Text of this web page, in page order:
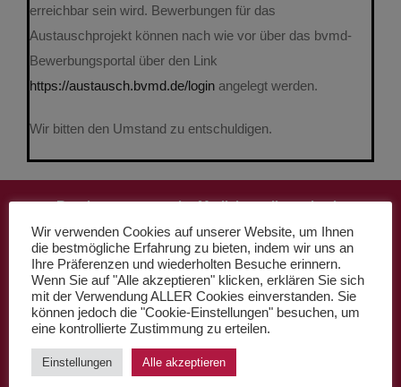
Kontakt
erreichbar sein wird. Bewerbungen für das
Austauschprojekt können nach wie vor über das bvmd-
Bewerbungsportal über den Link
https://austausch.bvmd.de/loginangelegt werden.
Wir bitten den Umstand zu entschuldigen.
Bundesvertretung der Medizinstudierenden in
Deutschland e.V. (bvmd)
Robert-Koch-Platz 7
10115 Berlin
Eva Wolschon + Kevin Oehme
Wir verwenden Cookies auf unserer Website, um Ihnen
die bestmögliche Erfahrung zu bieten, indem wir uns an
Ihre Präferenzen und wiederholten Besuche erinnern.
Wenn Sie auf "Alle akzeptieren" klicken, erklären Sie sich
mit der Verwendung ALLER Cookies einverstanden. Sie
können jedoch die "Cookie-Einstellungen" besuchen, um
eine kontrollierte Zustimmung zu erteilen.
Einstellungen Alle akzeptieren